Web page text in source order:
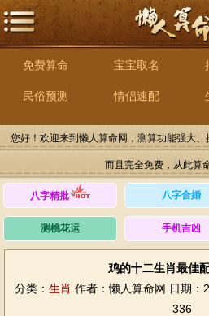
免费算命 宝宝取名
民俗预测 情侣速配
您好！欢迎来到懒人算命网，测算功能强大、
而且完全免费，从此算
八字精批 八字合婚
测桃花运 手机吉凶
鸡的十二生肖最佳
分类： 生肖 作者：懒人算命网 日期：
336